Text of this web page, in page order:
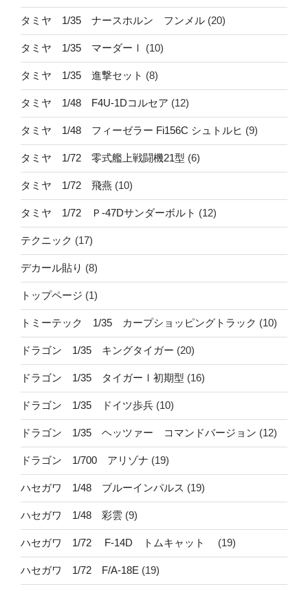
タミヤ 1/35 ナースホルン フンメル (20)
タミヤ 1/35 マーダーⅠ (10)
タミヤ 1/35 進撃セット (8)
タミヤ 1/48 F4U-1Dコルセア (12)
タミヤ 1/48 フィーゼラー Fi156C シュトルヒ (9)
タミヤ 1/72 零式艦上戦闘機21型 (6)
タミヤ 1/72 飛燕 (10)
タミヤ 1/72 Ｐ-47Dサンダーボルト (12)
テクニック (17)
デカール貼り (8)
トップページ (1)
トミーテック 1/35 カープショッピングトラック (10)
ドラゴン 1/35 キングタイガー (20)
ドラゴン 1/35 タイガーⅠ初期型 (16)
ドラゴン 1/35 ドイツ歩兵 (10)
ドラゴン 1/35 ヘッツァー コマンドバージョン (12)
ドラゴン 1/700 アリゾナ (19)
ハセガワ 1/48 ブルーインパルス (19)
ハセガワ 1/48 彩雲 (9)
ハセガワ 1/72 F-14D トムキャット (19)
ハセガワ 1/72 F/A-18E (19)